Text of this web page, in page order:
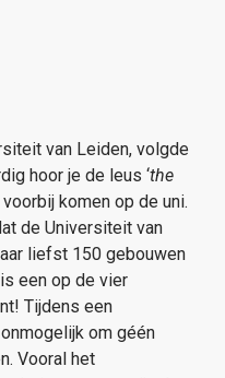
van Leiden, volgde
hoor je de leus ‘the
voorbij komen op de uni.
de Universiteit van
liefst 150 gebouwen
een op de vier
Tijdens een
om géén
Vooral het